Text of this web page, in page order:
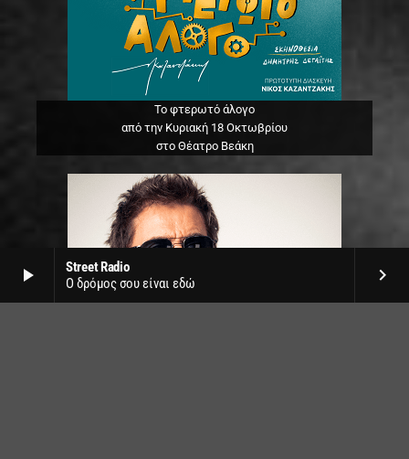
play_arrow
Street Radio
Ο δρόμος σου είναι εδώ
keyboard_arrow_right
Το φτερωτό άλογο
από την Κυριακή 18 Οκτωβρίου
στο Θέατρο Βεάκη